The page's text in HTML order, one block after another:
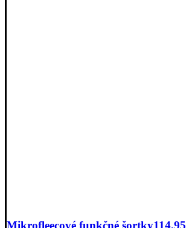
Mikrofleecové funkčné šortky114,95